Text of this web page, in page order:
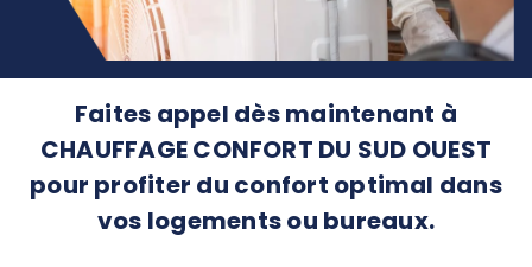
Faites appel dès maintenant à
CHAUFFAGE CONFORT DU SUD OUEST
pour profiter du confort optimal dans
vos logements ou bureaux.